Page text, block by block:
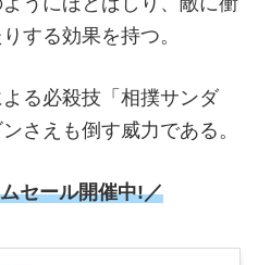
する効果を持つ。
る必殺技「相撲サンダ
さえも倒す威力である。
セール開催中!／